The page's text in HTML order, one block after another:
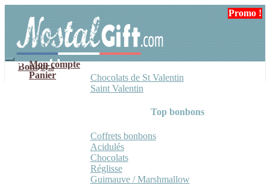
navigation
contenu
Mon compte
Panier
Bonbons
Chocolats de St Valentin
Saint Valentin
Top bonbons
Coffrets bonbons
Acidulés
Chocolats
Réglisse
Guimauve / Marshmallow
Promo !